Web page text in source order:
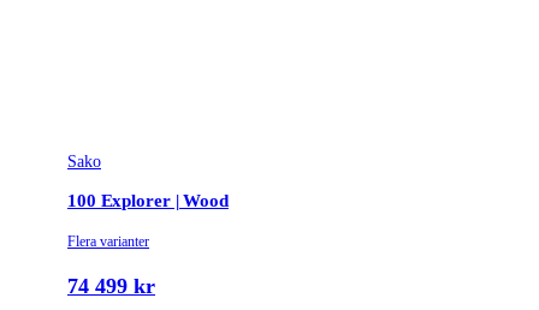
Sako
100 Explorer | Wood
Flera varianter
74 499 kr